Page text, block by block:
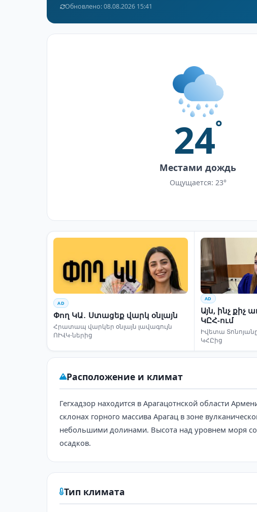
Обновлено: 08.08.2026 15:41
24°
Местами дождь
Ощущается: 23°
AD
Փող ԿԱ․ Ստացեք վարկ օնլայն
Հրատապ վարկեր օնլայն լավագույն
ՈՒՎԿ-ներից
AD
Այն, ինչ
ԿԸՀ-ում
Իվետա
ԿՀԸից
Расположение и климат
Гегхадзор находится в Арагацотнской области
склонах горного массива Арагац в зоне
небольшими долинами. Высота над уровнем моря
осадков.
Тип климата